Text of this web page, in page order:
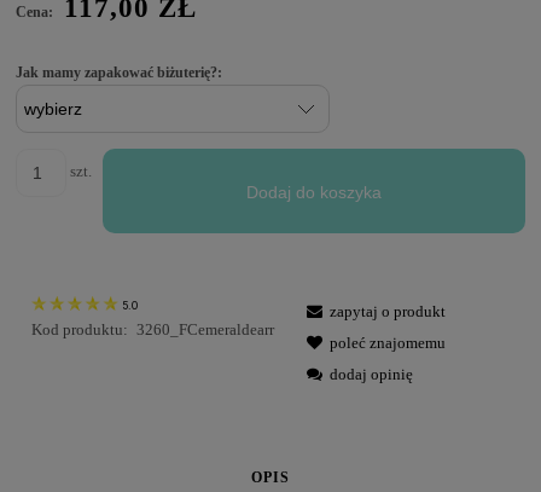
Cena: 117,00 ZŁ
Jak mamy zapakować biżuterię?:
szt.
Dodaj do koszyka
5.0
Kod produktu: 3260_FCemeraldearr
zapytaj o produkt
poleć znajomemu
dodaj opinię
OPIS